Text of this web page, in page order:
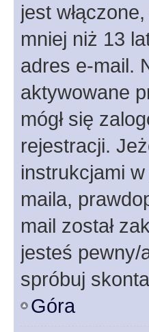
jest
mniej niż 13
adres e-mail.
aktywowane
mógł się
rejestracji.
instrukcjami
maila,
mail został
jesteś pewny/
spróbuj
Góra